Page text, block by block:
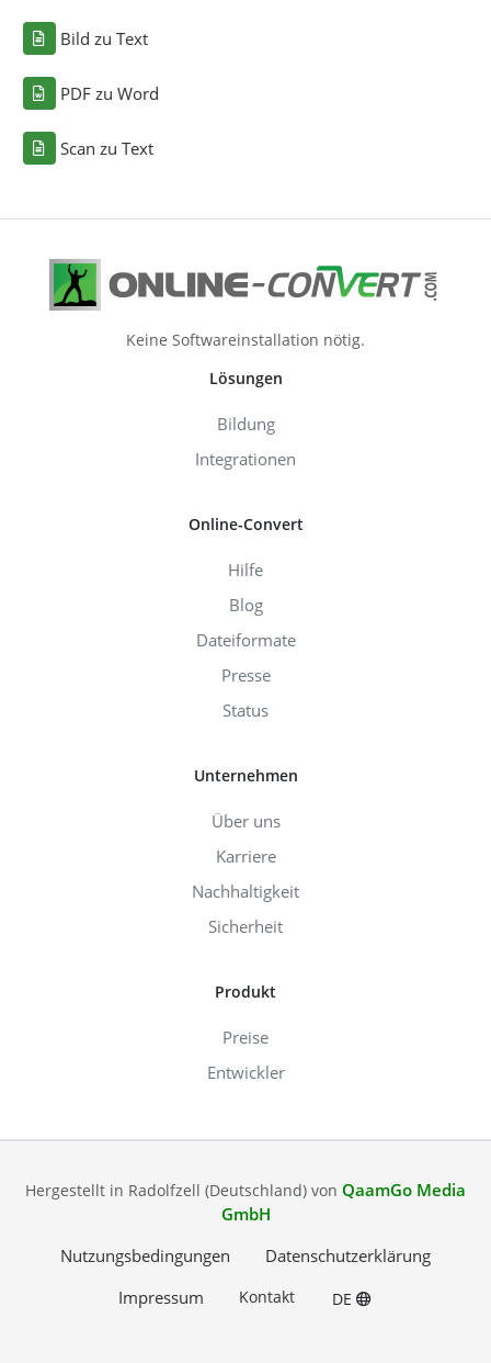
Bild zu Text
PDF zu Word
Scan zu Text
Keine Softwareinstallation nötig.
Lösungen
Bildung
Integrationen
Online-Convert
Hilfe
Blog
Dateiformate
Presse
Status
Unternehmen
Über uns
Karriere
Nachhaltigkeit
Sicherheit
Produkt
Preise
Entwickler
Hergestellt in Radolfzell (Deutschland) von QaamGo Media
GmbH
Nutzungsbedingungen
Datenschutzerklärung
Impressum
Kontakt DE